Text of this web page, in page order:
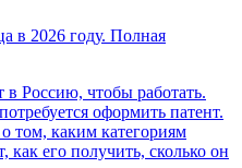
в 2026 году. Полная
Россию, чтобы работать.
оформить патент.
том, каким категориям
его получить, сколько он